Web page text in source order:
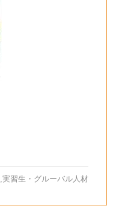
実習生・グルーバル人材